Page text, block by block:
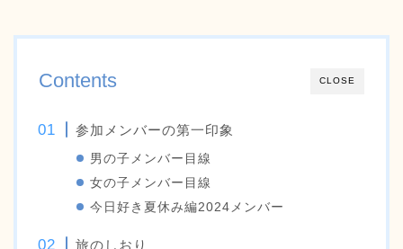
CLOSE
Contents
参加メンバーの第一印象
男の子メンバー目線
女の子メンバー目線
今日好き夏休み編2024メンバー
旅のしおり